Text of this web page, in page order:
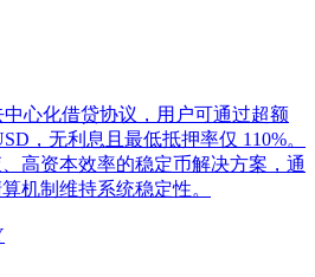
心化借贷协议，用户可通过超额
，无利息且最低抵押率仅 110%。
高资本效率的稳定币解决方案，通
机制维持系统稳定性。